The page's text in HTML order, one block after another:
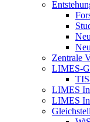
Zentrale
LIMES-
LIMES
LIMES